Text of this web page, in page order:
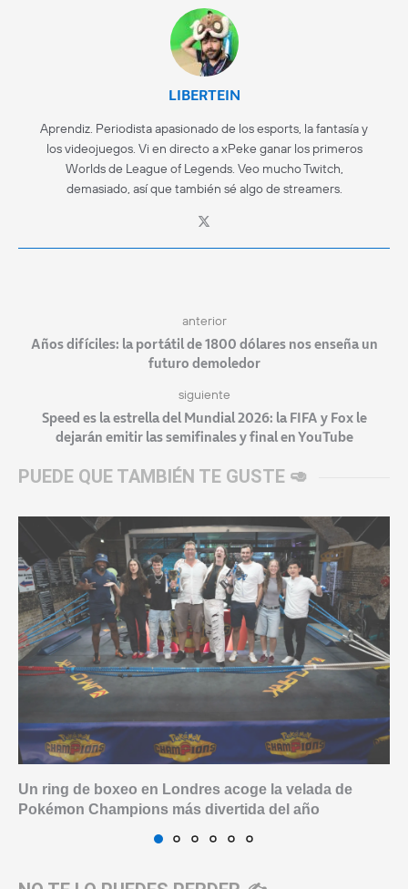
LIBERTEIN
Aprendiz. Periodista apasionado de los esports, la fantasía y
los videojuegos. Vi en directo a xPeke ganar los primeros
Worlds de League of Legends. Veo mucho Twitch,
demasiado, así que también sé algo de streamers.
anterior
Años difíciles: la portátil de 1800 dólares nos enseña un
futuro demoledor
siguiente
Speed es la estrella del Mundial 2026: la FIFA y Fox le
dejarán emitir las semifinales y final en YouTube
PUEDE QUE TAMBIÉN TE GUSTE 🥑
Un ring de boxeo en Londres acoge la velada de
Pokémon Champions más divertida del año